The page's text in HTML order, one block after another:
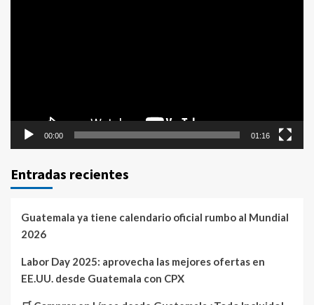
00:00 01:16
Entradas recientes
Guatemala ya tiene calendario oficial rumbo al Mundial
2026
Labor Day 2025: aprovecha las mejores ofertas en
EE.UU. desde Guatemala con CPX